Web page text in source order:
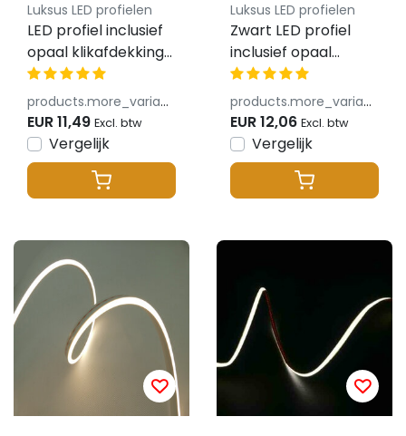
Luksus LED profielen
LED profiel inclusief
opaal klikafdekking
7,8mm x 7mm -
SLIM06ALU
products.more_variants_available
EUR 11,49 Excl. btw
Vergelijk
Luksus LED profielen
Zwart LED profiel
inclusief opaal
klikafdekking 7,8mm
x 7mm -
SLIM06ZWART
products.more_variants_available
EUR 12,06 Excl. btw
Vergelijk